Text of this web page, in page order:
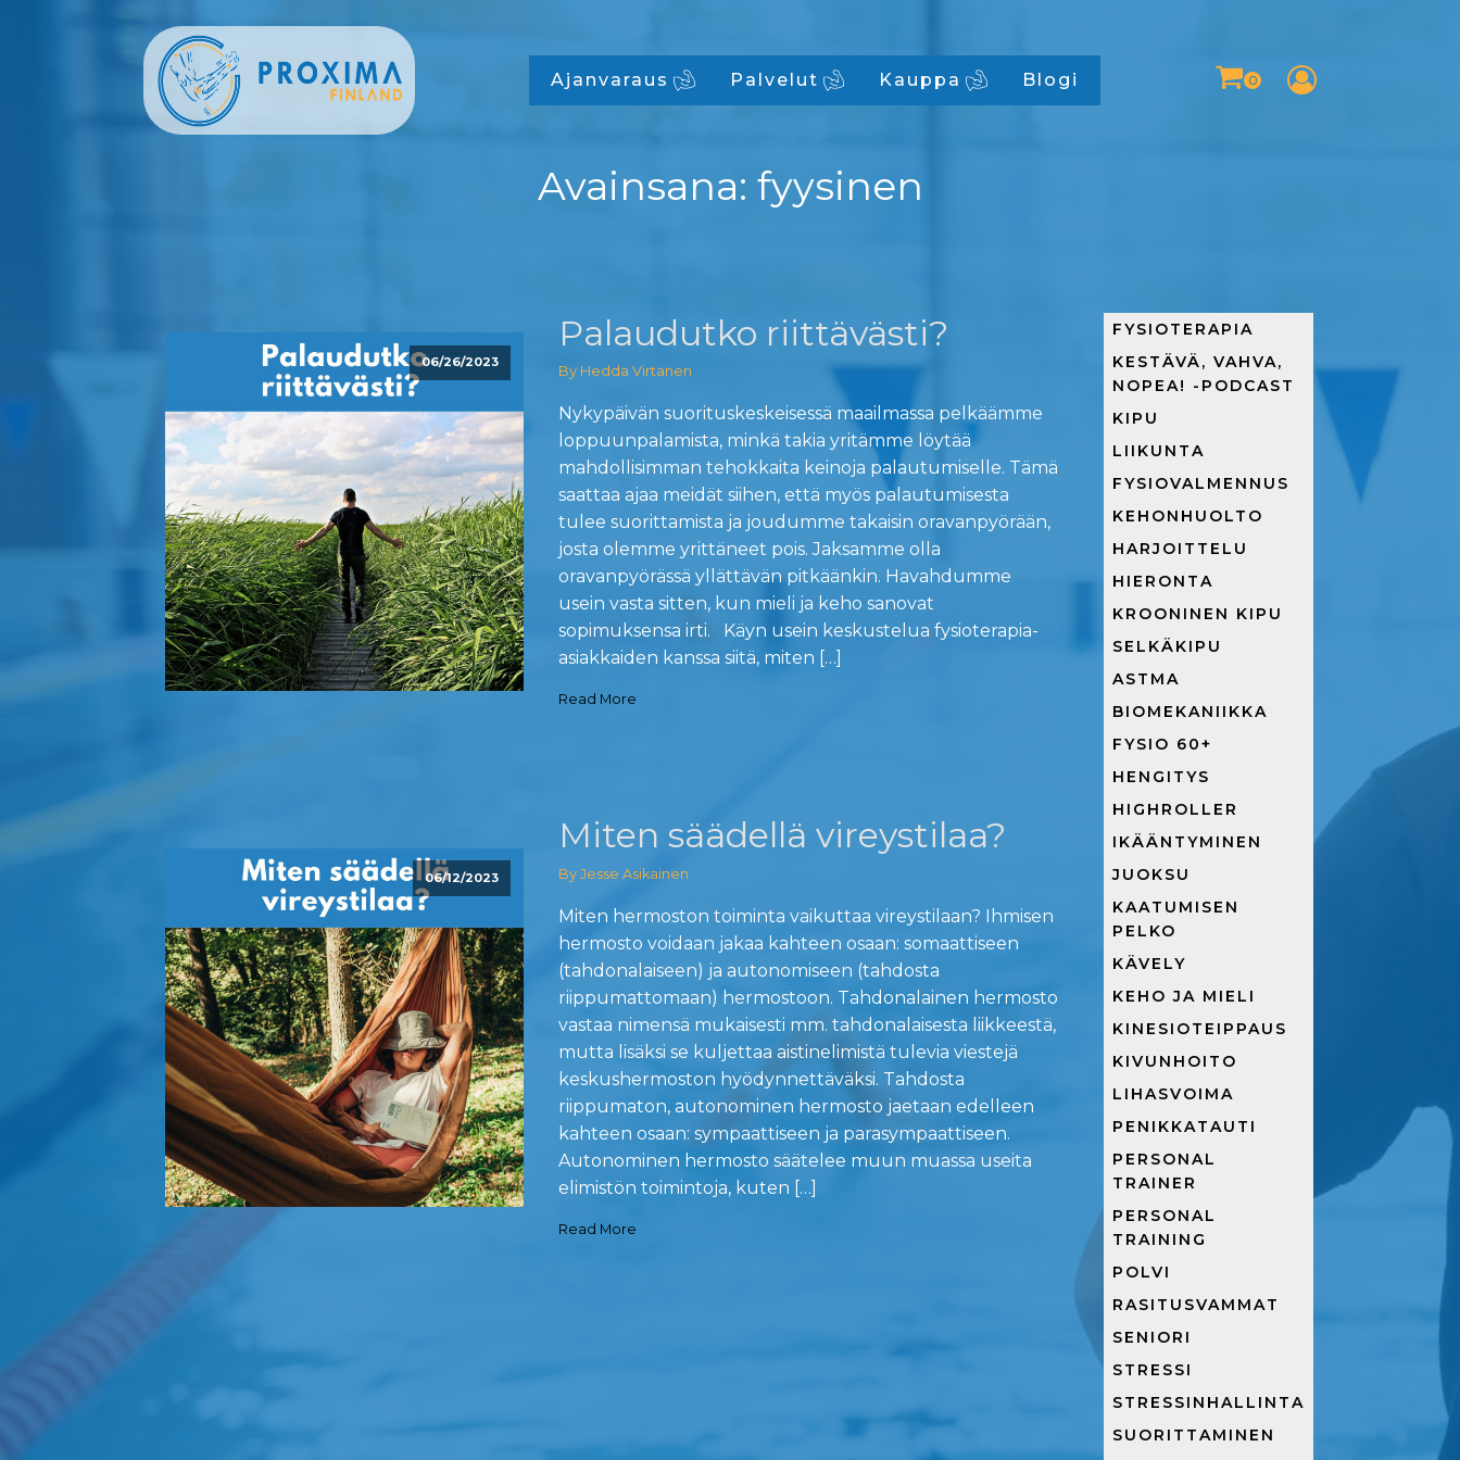
Ajanvaraus Palvelut Kauppa Blogi
Avainsana: fyysinen
06/26/2023
Palaudutko riittävästi?
By Hedda Virtanen
Nykypäivän suorituskeskeisessä maailmassa pelkäämme
loppuunpalamista, minkä takia yritämme löytää
mahdollisimman tehokkaita keinoja palautumiselle. Tämä
saattaa ajaa meidät siihen, että myös palautumisesta
tulee suorittamista ja joudumme takaisin oravanpyörään,
josta olemme yrittäneet pois. Jaksamme olla
oravanpyörässä yllättävän pitkäänkin. Havahdumme
usein vasta sitten, kun mieli ja keho sanovat
sopimuksensa irti. Käyn usein keskustelua fysioterapia-
asiakkaiden kanssa siitä, miten […]
Read More
06/12/2023
Miten säädellä vireystilaa?
By Jesse Asikainen
Miten hermoston toiminta vaikuttaa vireystilaan? Ihmisen
hermosto voidaan jakaa kahteen osaan: somaattiseen
(tahdonalaiseen) ja autonomiseen (tahdosta
riippumattomaan) hermostoon. Tahdonalainen hermosto
vastaa nimensä mukaisesti mm. tahdonalaisesta liikkeestä,
mutta lisäksi se kuljettaa aistinelimistä tulevia viestejä
keskushermoston hyödynnettäväksi. Tahdosta
riippumaton, autonominen hermosto jaetaan edelleen
kahteen osaan: sympaattiseen ja parasympaattiseen.
Autonominen hermosto säätelee muun muassa useita
elimistön toimintoja, kuten […]
Read More
FYSIOTERAPIA
KESTÄVÄ, VAHVA,
NOPEA! -PODCAST
KIPU
LIIKUNTA
FYSIOVALMENNUS
KEHONHUOLTO
HARJOITTELU
HIERONTA
KROONINEN KIPU
SELKÄKIPU
ASTMA
BIOMEKANIIKKA
FYSIO 60+
HENGITYS
HIGHROLLER
IKÄÄNTYMINEN
JUOKSU
KAATUMISEN
PELKO
KÄVELY
KEHO JA MIELI
KINESIOTEIPPAUS
KIVUNHOITO
LIHASVOIMA
PENIKKATAUTI
PERSONAL
TRAINER
PERSONAL
TRAINING
POLVI
RASITUSVAMMAT
SENIORI
STRESSI
STRESSINHALLINTA
SUORITTAMINEN